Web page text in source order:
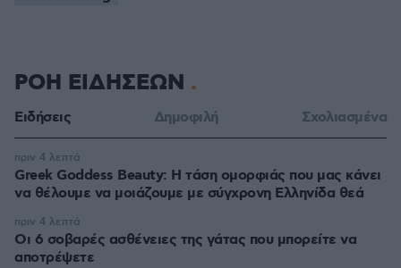
ΡΟΗ ΕΙΔΗΣΕΩΝ
Ειδήσεις Δημοφιλή Σχολιασμένα
Greek Goddess Beauty: Η τάση ομορφιάς που μας κάνει
να θέλουμε να μοιάζουμε με σύγχρονη Ελληνίδα θεά
πριν 4 λεπτά
Οι 6 σοβαρές ασθένειες της γάτας που μπορείτε να
αποτρέψετε
πριν 4 λεπτά